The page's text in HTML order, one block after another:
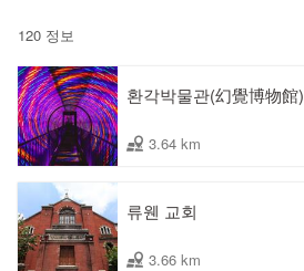
120 정보
환각박물관(幻覺博物館)
3.64 km
류웬 교회
3.66 km